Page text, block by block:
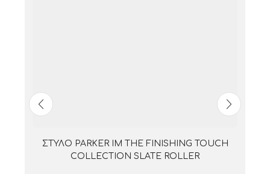
ΣΤΥΛΟ PARKER IM THE FINISHING TOUCH
COLLECTION MAUVE ROLLER